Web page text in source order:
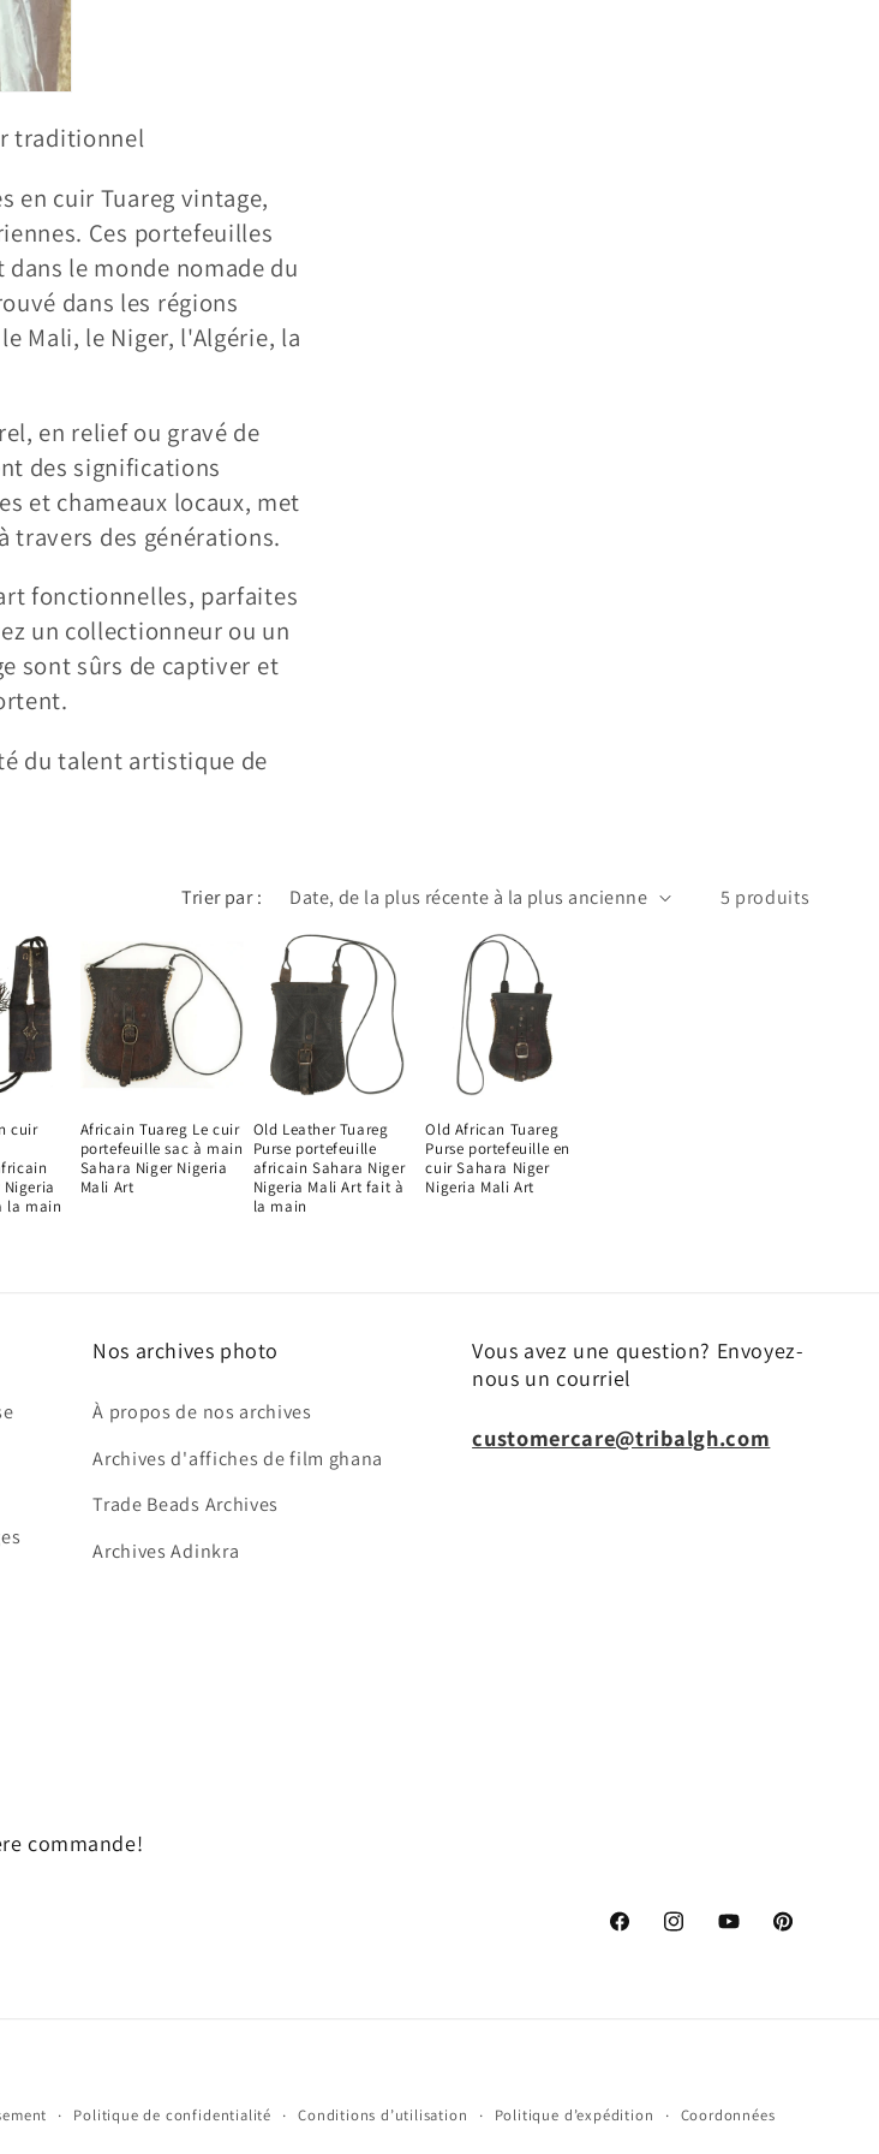
traditionnel
en cuir Tuareg vintage,
Ces portefeuilles
le monde nomade du
dans les régions
Mali, le Niger, l'Algérie, la
en relief ou gravé de
des significations
et chameaux locaux, met
travers des générations.
fonctionnelles, parfaites
un collectionneur ou un
sont sûrs de captiver et
du talent artistique de
Trier par : 5 produits
cuir
la main
Africain Tuareg Le cuir
portefeuille sac à main
Sahara Niger Nigeria
Mali Art
Old Leather Tuareg
Purse portefeuille
africain Sahara Niger
Nigeria Mali Art fait à
la main
Old African Tuareg
Purse portefeuille en
cuir Sahara Niger
Nigeria Mali Art
Nos archives photo
À propos de nos archives
Archives d'affiches de film ghana
Trade Beads Archives
Archives Adinkra
Vous avez une question? Envoyez-
nous un courriel
customercare@tribalgh.com
commande!
FacebookInstagramYouTubePinterest
Politique de confidentialité Conditions d’utilisation Politique d’expédition Coordonnées